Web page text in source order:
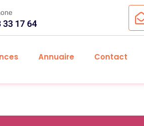
33 17 64
Annuaire Contact